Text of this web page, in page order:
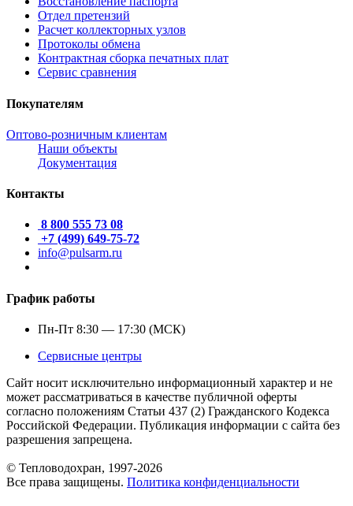
Отдел претензий
Расчет коллекторных узлов
Протоколы обмена
Контрактная сборка печатных плат
Сервис сравнения
Покупателям
Оптово-розничным клиентам
Наши объекты
Документация
Контакты
8 800 555 73 08
+7 (499) 649-75-72
info@pulsarm.ru
График работы
Пн-Пт 8:30 — 17:30 (МСК)
Сервисные центры
Сайт носит исключительно информационный характер и не
может рассматриваться в качестве публичной оферты
согласно положениям Статьи 437 (2) Гражданского Кодекса
Российской Федерации. Публикация информации с сайта без
разрешения запрещена.
© Тепловодохран, 1997-2026
Все права защищены. Политика конфиденциальности